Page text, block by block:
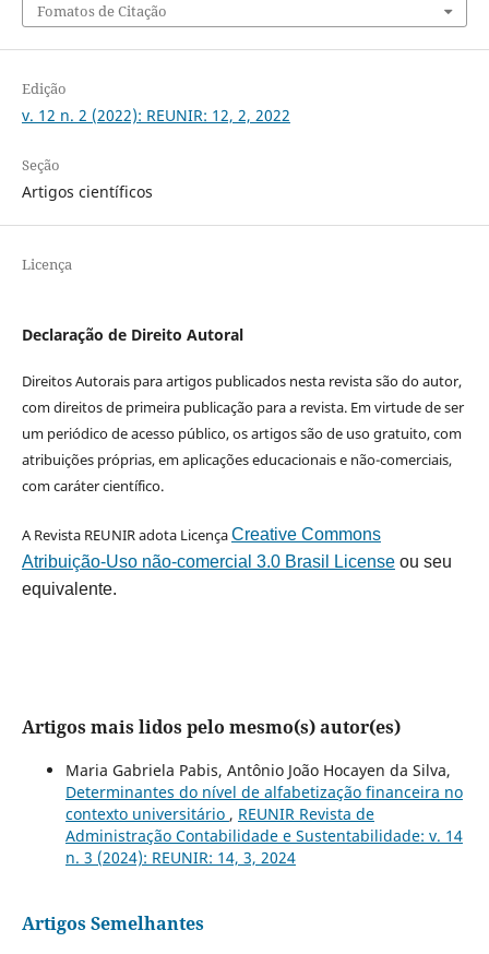
Fomatos de Citação
Edição
v. 12 n. 2 (2022): REUNIR: 12, 2, 2022
Seção
Artigos científicos
Licença
Declaração de Direito Autoral
Direitos Autorais para artigos publicados nesta revista são do autor,
com direitos de primeira publicação para a revista. Em virtude de ser
um periódico de acesso público, os artigos são de uso gratuito, com
atribuições próprias, em aplicações educacionais e não-comerciais,
com caráter científico.
A Revista REUNIR adota LicençaCreative Commons
Atribuição-Uso não-comercial 3.0 Brasil Licenseou seu
equivalente.
Artigos mais lidos pelo mesmo(s) autor(es)
Maria Gabriela Pabis, Antônio João Hocayen da Silva,
Determinantes do nível de alfabetização financeira no
contexto universitário , REUNIR Revista de
Administração Contabilidade e Sustentabilidade: v. 14
n. 3 (2024): REUNIR: 14, 3, 2024
Artigos Semelhantes